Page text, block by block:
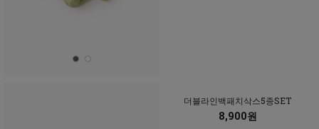
더블라인백패치삭스5종SET
8,900원